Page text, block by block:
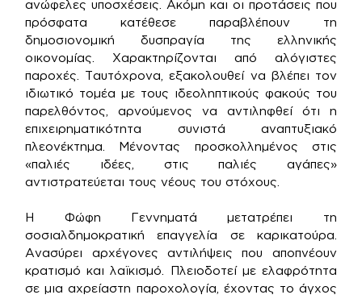
ανώφελες υποσχέσεις. Ακόμη και οι προτάσεις που
πρόσφατα κατέθεσε παραβλέπουν τη
δημοσιονομική δυσπραγία της ελληνικής
οικονομίας. Χαρακτηρίζονται από αλόγιστες
παροχές. Ταυτόχρονα, εξακολουθεί να βλέπει τον
ιδιωτικό τομέα με τους ιδεοληπτικούς φακούς του
παρελθόντος, αρνούμενος να αντιληφθεί ότι η
επιχειρηματικότητα συνιστά αναπτυξιακό
πλεονέκτημα. Μένοντας προσκολλημένος στις
«παλιές ιδέες, στις παλιές αγάπες»
αντιστρατεύεται τους νέους του στόχους.
Η Φώφη Γεννηματά μετατρέπει τη
σοσιαλδημοκρατική επαγγελία σε καρικατούρα.
Ανασύρει αρχέγονες αντιλήψεις που αποπνέουν
κρατισμό και λαϊκισμό. Πλειοδοτεί με ελαφρότητα
σε μια αχρείαστη παροχολογία, έχοντας το άγχος